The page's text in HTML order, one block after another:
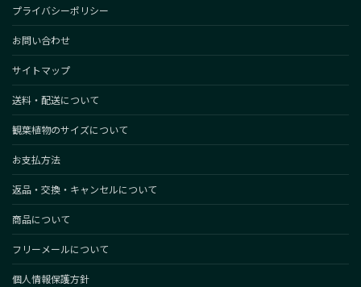
プライバシーポリシー
お問い合わせ
サイトマップ
送料・配送について
観葉植物のサイズについて
お支払方法
返品・交換・キャンセルについて
商品について
フリーメールについて
個人情報保護方針